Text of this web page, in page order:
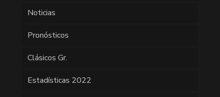
Noticias
Pronósticos
Clásicos Gr.
Estadísticas 2022